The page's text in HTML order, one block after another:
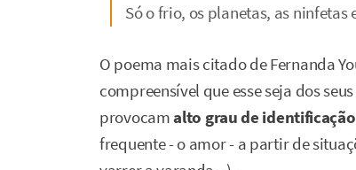
Só o frio, os planetas, as
O poema mais citado de Fernanda
compreensível que esse seja dos
provocamalto grau de identificação
frequente - o amor - a partir de